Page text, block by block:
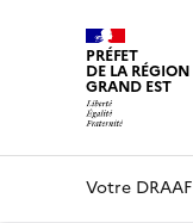
PRÉFET
DE LA RÉGION
GRAND EST
Votre DRAAF